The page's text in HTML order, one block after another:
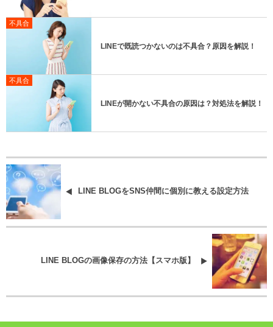
不具合
LINEで既読つかないのは不具合？原因を解説！
不具合
LINEが開かない不具合の原因は？対処法を解説！
LINE BLOGをSNS仲間に個別に教える設定方法
LINE BLOGの画像保存の方法【スマホ版】